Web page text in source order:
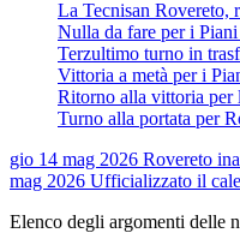
La Tecnisan Rovereto,
Nulla da fare per i
Terzultimo turno in
Vittoria a metà per i
Ritorno alla vittoria per
Turno alla portata per
gio 14 mag 2026 Rovereto
mag 2026 Ufficializzato il
Elenco degli argomenti delle